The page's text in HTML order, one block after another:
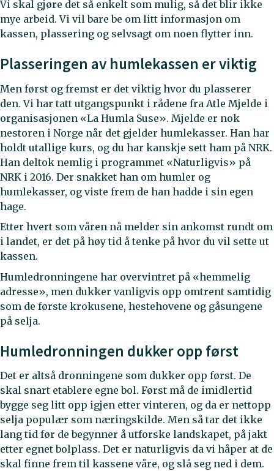
Vi skal gjøre det så enkelt som mulig, så det blir ikke
mye arbeid. Vi vil bare be om litt informasjon om
kassen, plassering og selvsagt om noen flytter inn.
Plasseringen av humlekassen er viktig
Men først og fremst er det viktig hvor du plasserer
den. Vi har tatt utgangspunkt i rådene fra Atle Mjelde i
organisasjonen «La Humla Suse». Mjelde er nok
nestoren i Norge når det gjelder humlekasser. Han har
holdt utallige kurs, og du har kanskje sett ham på NRK.
Han deltok nemlig i programmet «Naturligvis» på
NRK i 2016. Der snakket han om humler og
humlekasser, og viste frem de han hadde i sin egen
hage.
Etter hvert som våren nå melder sin ankomst rundt om
i landet, er det på høy tid å tenke på hvor du vil sette ut
kassen.
Humledronningene har overvintret på «hemmelig
adresse», men dukker vanligvis opp omtrent samtidig
som de første krokusene, hestehovene og gåsungene
på selja.
Humledronningen dukker opp først
Det er altså dronningene som dukker opp først. De
skal snart etablere egne bol. Først må de imidlertid
bygge seg litt opp igjen etter vinteren, og da er nettopp
selja populær som næringskilde. Men så tar det ikke
lang tid før de begynner å utforske landskapet, på jakt
etter egnet bolplass. Det er naturligvis da vi håper at de
skal finne frem til kassene våre, og slå seg ned i dem.